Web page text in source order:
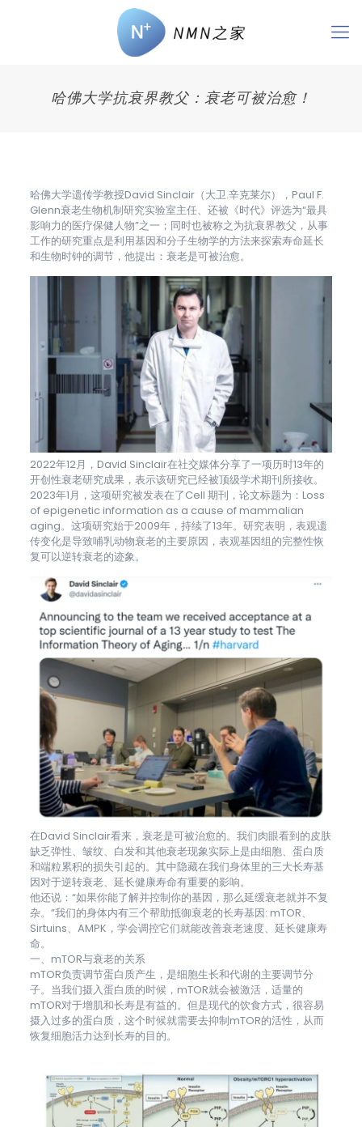
哈佛大学抗衰界教父：衰老可被治愈！
哈佛大学遗传学教授David Sinclair（大卫.辛克莱尔），Paul F.
Glenn衰老生物机制研究实验室主任、还被《时代》评选为“最具
影响力的医疗保健人物”之一；同时也被称之为抗衰界教父，从事
工作的研究重点是利用基因和分子生物学的方法来探索寿命延长
和生物时钟的调节，他提出：衰老是可被治愈。
2022年12月，David Sinclair在社交媒体分享了一项历时13年的
开创性衰老研究成果，表示该研究已经被顶级学术期刊所接收。
2023年1月，这项研究被发表在了Cell 期刊，论文标题为：Loss
of epigenetic information as a cause of mammalian
aging。这项研究始于2009年，持续了13年。研究表明，表观遗
传变化是导致哺乳动物衰老的主要原因，表观基因组的完整性恢
复可以逆转衰老的迹象。
在David Sinclair看来，衰老是可被治愈的。我们肉眼看到的皮肤
缺乏弹性、皱纹、白发和其他衰老现象实际上是由细胞、蛋白质
和端粒累积的损失引起的。其中隐藏在我们身体里的三大长寿基
因对于逆转衰老、延长健康寿命有重要的影响。
他还说：“如果你能了解并控制你的基因，那么延缓衰老就并不复
杂。”我们的身体内有三个帮助抵御衰老的长寿基因: mTOR、
Sirtuins、AMPK，学会调控它们就能改善衰老速度、延长健康寿
命。
一、mTOR与衰老的关系
mTOR负责调节蛋白质产生，是细胞生长和代谢的主要调节分
子。当我们摄入蛋白质的时候，mTOR就会被激活，适量的
mTOR对于增肌和长寿是有益的。但是现代的饮食方式，很容易
摄入过多的蛋白质，这个时候就需要去抑制mTOR的活性，从而
恢复细胞活力达到长寿的目的。